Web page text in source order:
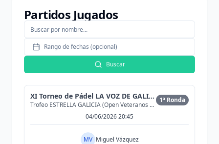
Partidos Jugados
Rango de fechas (opcional)
Buscar
XI Torneo de Pádel LA VOZ DE GALICIA
Trofeo ESTRELLA GALICIA (Open Veteranos +40 2ª)
1ª Ronda
04/06/2026 20:45
MV Miguel Vázquez